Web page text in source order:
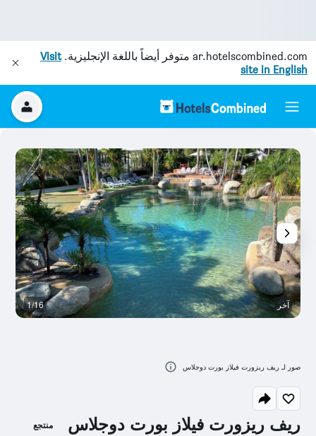
ar.hotelscombined.com متوفر أيضاً باللغة الإنجليزية.Visit
site in English
ريف ريزورت فيلاز بورت دوجلاس منتجع
آخر 1/16
صور لـ ريف ريزورت فيلاز بورت دوجلاس